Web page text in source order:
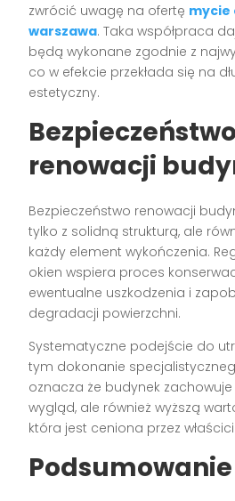
zwrócić uwagę na ofertę mycie
warszawa. Taka współpraca
będą wykonane zgodnie z
co w efekcie przekłada się na
estetyczny.
renowacji
Bezpieczeństwo renowacji
tylko z solidną strukturą, ale
każdy element wykończenia.
okien wspiera proces
ewentualne uszkodzenia i
degradacji powierzchni.
Systematyczne podejście do
tym dokonanie
oznacza że budynek
wygląd, ale również wyższą
która jest ceniona przez
Podsumowanie